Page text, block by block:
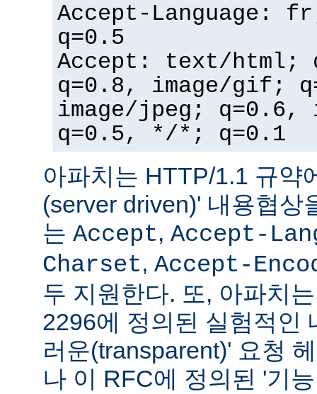
Accept-Language:
q=0.5
Accept: text/html;
q=0.8, image/gif;
image/jpeg; q=0.6,
q=0.5, */*; q=0.1
아파치는 HTTP/1.1 규약
(server driven)' 내용협상
는 Accept, Accept-
Charset, Accept-
두 지원한다. 또, 아파치
2296에 정의된 실험적인
러운(transparent)' 요청
나 이 RFC에 정의된 '기